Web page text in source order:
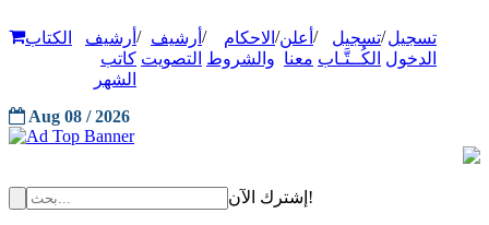
تسجيل
الدخول
/تسجيل
الكُــتَّـاب
/ أعلن
معنا
/ الاحكام
والشروط
/ أرشيف
التصويت
/ أرشيف
كاتب
الشهر
الكتاب
Aug 08 / 2026
إشترك الآن!